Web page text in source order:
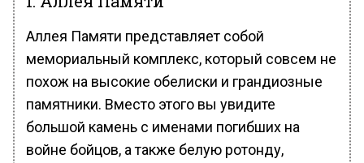
Аллея Памяти представляет собой
мемориальный комплекс, который совсем не
похож на высокие обелиски и грандиозные
памятники. Вместо этого вы увидите
большой камень с именами погибших на
войне бойцов, а также белую ротонду,